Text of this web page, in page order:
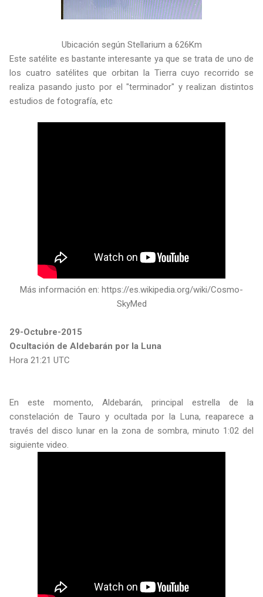
Ubicación según Stellarium a 626Km
Este satélite es bastante interesante ya que se trata de uno de
los cuatro satélites que orbitan la Tierra cuyo recorrido se
realiza pasando justo por el "terminador" y realizan distintos
estudios de fotografía, etc
Más información en: https://es.wikipedia.org/wiki/Cosmo-
SkyMed
29-Octubre-2015
Ocultación de Aldebarán por la Luna
Hora 21:21 UTC
En este momento, Aldebarán, principal estrella de la
constelación de Tauro y ocultada por la Luna, reaparece a
través del disco lunar en la zona de sombra, minuto 1:02 del
siguiente video.